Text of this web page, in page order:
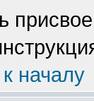
началу